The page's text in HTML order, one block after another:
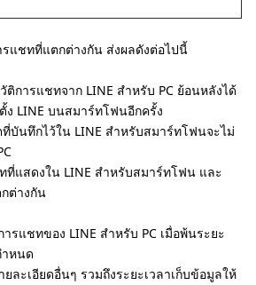
แชทที่แตกต่างกัน ส่งผลดังต่อไปนี้
ติการแชทจาก LINE สำหรับ PC ย้อนหลังได้
LINE บนสมาร์ทโฟนอีกครั้ง
บันทึกไว้ใน LINE สำหรับสมาร์ทโฟนจะไม่
ที่แสดงใน LINE สำหรับสมาร์ทโฟน และ
ต่างกัน
รแชทของ LINE สำหรับ PC เมื่อพ้นระยะ
ำหนด
ละเอียดอื่นๆ รวมถึงระยะเวลาเก็บข้อมูลให้